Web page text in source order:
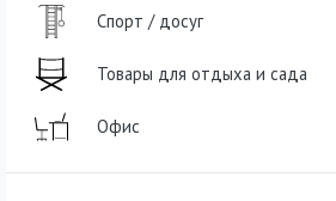
Спорт / досуг
Товары для отдыха и сада
Офис